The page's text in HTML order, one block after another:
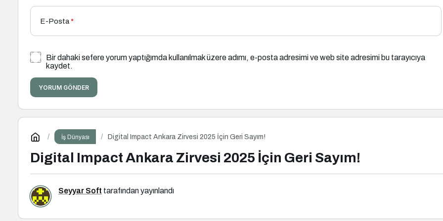
E-Posta*
Bir dahaki sefere yorum yaptığımda kullanılmak üzere adımı, e-posta adresimi ve web site adresimi bu tarayıcıya
kaydet.
YORUM GÖNDER
İş Dünyası Digital Impact Ankara Zirvesi 2025 İçin Geri Sayım!
Digital Impact Ankara Zirvesi 2025 İçin Geri Sayım!
Seyyar Soft tarafından yayınlandı